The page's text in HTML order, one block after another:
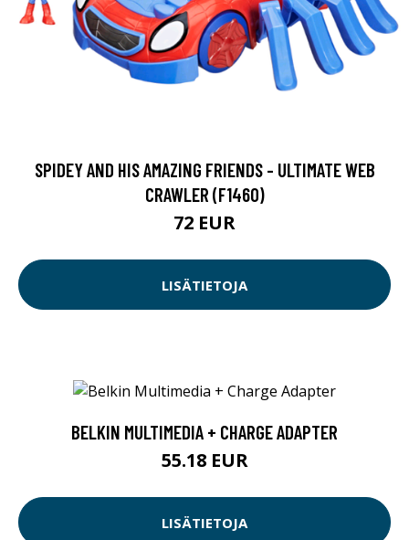
SPIDEY AND HIS AMAZING FRIENDS - ULTIMATE WEB
CRAWLER (F1460)
72 EUR
LISÄTIETOJA
BELKIN MULTIMEDIA + CHARGE ADAPTER
55.18 EUR
LISÄTIETOJA